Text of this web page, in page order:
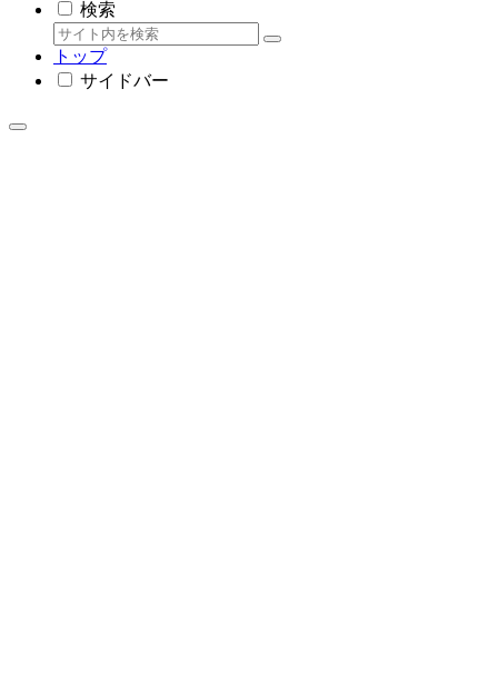
検索
トップ
サイドバー